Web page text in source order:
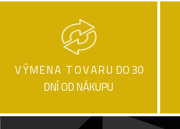
VÝMENA TOVARU DO 30
DNÍ OD NÁKUPU